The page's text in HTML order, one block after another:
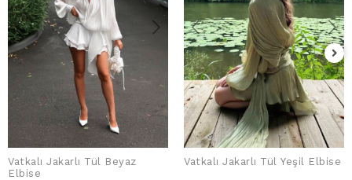
SEPETE EKLE
Vatkalı Jakarlı Tül Beyaz
Elbise
SEPETE EKLE
Vatkalı Jakarlı Tül Yeşil Elbise